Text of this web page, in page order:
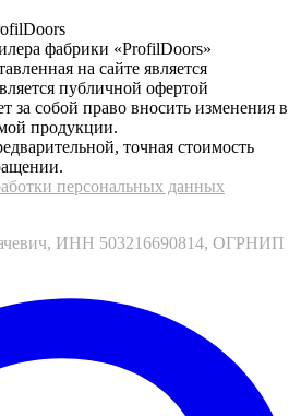
фабрики «ProfilDoors»
на сайте является
публичной офертой
за собой право вносить изменения в
продукции.
точная стоимость
персональных данных
ИНН 503216690814, ОГРНИП